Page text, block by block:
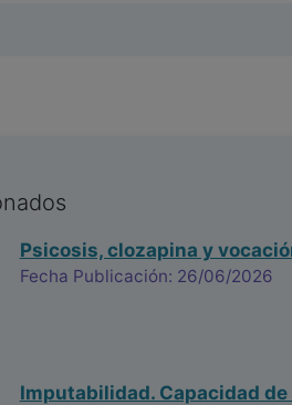
Psicosis, clozapina y
Fecha Publicación: 26/06/2026
Imputabilidad. Capacidad